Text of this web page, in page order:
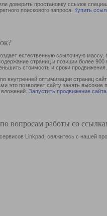
доверить простановку ссылок
поискового запроса. Купить
естественную ссылочную
страниц и позиции более
стоимость и сроки продвижения.
внутренней оптимизации страниц
это позволяет сайту занять
Запустить продвижение сайта
вопросам работы со
Linkpad, свяжитесь с нашей